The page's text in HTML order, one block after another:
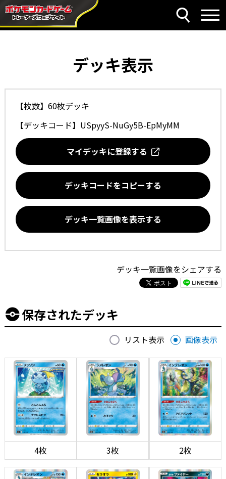
デッキ表示
【枚数】60枚デッキ
【デッキコード】 USpyyS-NuGy5B-EpMyMM
マイデッキに登録する
デッキコードをコピーする
デッキ一覧画像を表示する
デッキ一覧画像をシェアする
保存されたデッキ
リスト表示 画像表示
4枚 3枚 2枚